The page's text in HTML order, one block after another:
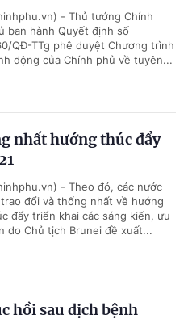
- Thủ tướng Chính
ban hành Quyết định số
QĐ-TTg phê duyệt Chương trình
động của Chính phủ về tuyên...
nhất hướng thúc đẩy
- Theo đó, các nước
đổi và thống nhất về hướng
đẩy triển khai các sáng kiến, ưu
do Chủ tịch Brunei đề xuất...
hồi sau dịch bệnh